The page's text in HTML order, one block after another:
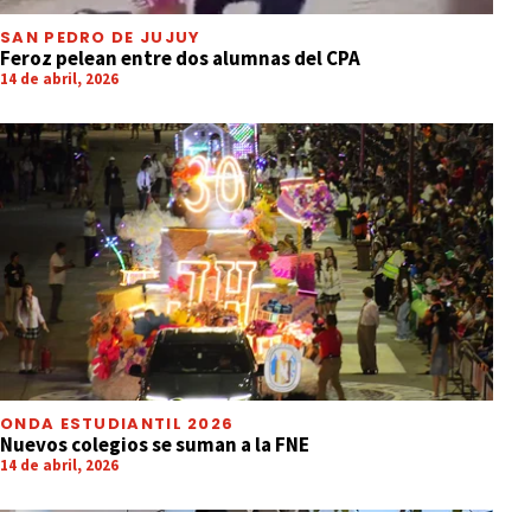
SAN PEDRO DE JUJUY
Feroz pelean entre dos alumnas del CPA
14 de abril, 2026
ONDA ESTUDIANTIL 2026
Nuevos colegios se suman a la FNE
14 de abril, 2026